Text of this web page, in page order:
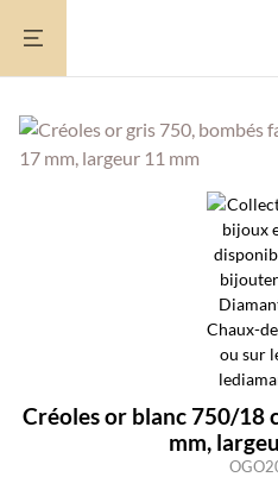
Créoles or blanc 750/18
mm,